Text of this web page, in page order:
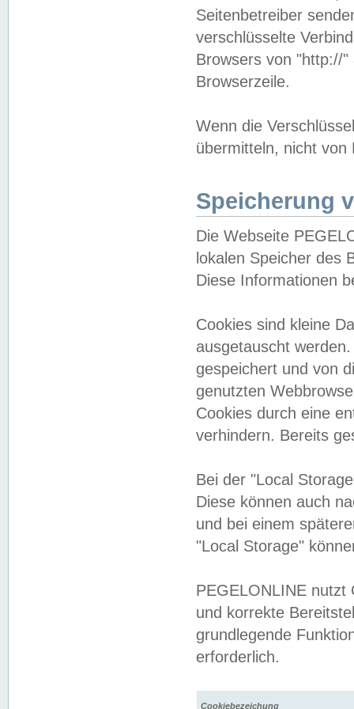
Seitenbetreiber
verschlüsselte
Browsers von "http://
Browserzeile.
Wenn die
übermitteln, nicht von
Speicherung
Die Webseite
lokalen Speicher des
Diese Informationen
Cookies sind kleine
ausgetauscht
gespeichert und von
genutzten
Cookies durch eine
verhindern. Bereits
Bei der "Local
Diese können auch
und bei einem
"Local Storage"
PEGELONLINE nutzt
und korrekte
grundlegende
erforderlich.
Cookiebezeichung